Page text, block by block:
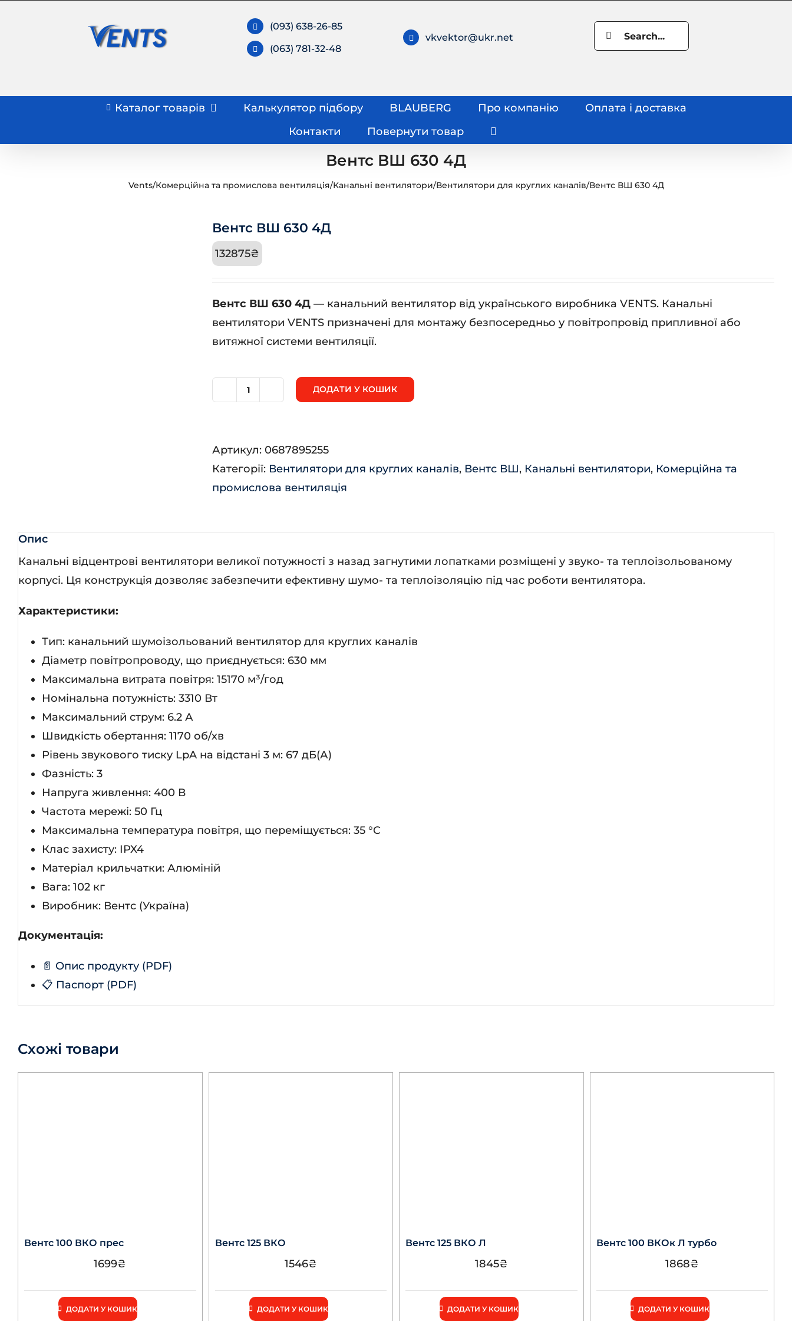
(093) 638-26-85
(063) 781-32-48
vkvektor@ukr.net
Search
for:
Каталог товарів Калькулятор підбору BLAUBERG Про компанію
Оплата і доставка
Контакти
Повернути товар
Вентс ВШ 630 4Д
Vents/Комерційна та промислова вентиляція/Канальні вентилятори/Вентилятори для круглих каналів/Вентс ВШ 630 4Д
Вентс ВШ 630 4Д
132875₴
Вентс ВШ 630 4Д — канальний вентилятор від українського виробника VENTS. Канальні
вентилятори VENTS призначені для монтажу безпосередньо у повітропровід припливної або
витяжної системи вентиляції.
4Д
кількість
ДОДАТИ У КОШИК
Артикул: 0687895255
Категорії: Вентилятори для круглих каналів, Вентс ВШ, Канальні вентилятори, Комерційна та
промислова вентиляція
Опис
Канальні відцентрові вентилятори великої потужності з назад загнутими лопатками розміщені у звуко- та теплоізольованому
корпусі. Ця конструкція дозволяє забезпечити ефективну шумо- та теплоізоляцію під час роботи вентилятора.
Характеристики:
Тип: канальний шумоізольований вентилятор для круглих каналів
Діаметр повітропроводу, що приєднується: 630 мм
Максимальна витрата повітря: 15170 м³/год
Номінальна потужність: 3310 Вт
Максимальний струм: 6.2 А
Швидкість обертання: 1170 об/хв
Рівень звукового тиску LpA на відстані 3 м: 67 дБ(А)
Фазність: 3
Напруга живлення: 400 В
Частота мережі: 50 Гц
Максимальна температура повітря, що переміщується: 35 °C
Клас захисту: IPX4
Матеріал крильчатки: Алюміній
Вага: 102 кг
Виробник: Вентс (Україна)
Документація:
📄 Опис продукту (PDF)
📋 Паспорт (PDF)
Схожі товари
Вентс 100 ВКО прес
1699₴
ДОДАТИ У КОШИК
Вентс 125 ВКО
1546₴
ДОДАТИ У КОШИК
Вентс 125 ВКО Л
1845₴
ДОДАТИ У КОШИК
Вентс 100 ВКОк Л турбо
1868₴
ДОДАТИ У КОШИК